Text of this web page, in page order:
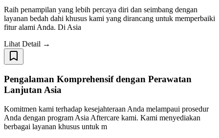
Raih penampilan yang lebih percaya diri dan seimbang dengan
layanan bedah dahi khusus kami yang dirancang untuk memperbaiki
fitur alami Anda. Di Asia
Lihat Detail →
Pengalaman Komprehensif dengan Perawatan
Lanjutan Asia
Komitmen kami terhadap kesejahteraan Anda melampaui prosedur
Anda dengan program Asia Aftercare kami. Kami menyediakan
berbagai layanan khusus untuk m